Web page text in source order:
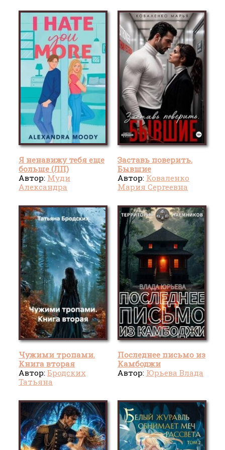
Я ненавижу тебя еще
больше (ЛП)
Автор: Муди
Александра
Заставь поверить.
Бывшие
Автор: Коваленко
Мария Сергеевна
Чужими тропами.
Книга вторая
Автор: Бродских
Татьяна
Последнее письмо из
Камбоджи
Автор: Юрьева Влада